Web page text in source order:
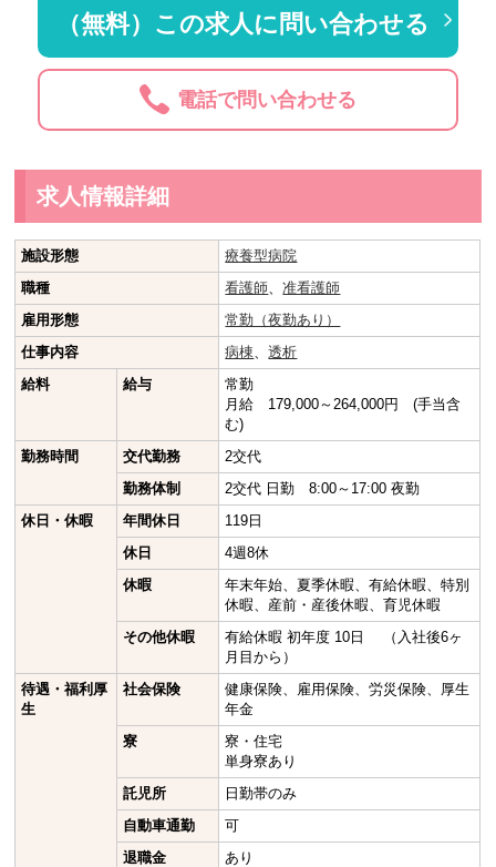
（無料）この求人に問い合わせる
電話で問い合わせる
求人情報詳細
施設形態
療養型病院
職種
看護師 、准看護師
雇用形態
常勤（夜勤あり）
仕事内容
病棟 、透析
給料
給与
常勤
月給 179,000～264,000円 (手当含
む)
勤務時間
交代勤務
2交代
勤務体制
2交代 日勤 8:00～17:00 夜勤
休日・休暇
年間休日
119日
休日
4週8休
休暇
年末年始、夏季休暇、有給休暇、特別
休暇、産前・産後休暇、育児休暇
その他休暇
有給休暇 初年度 10日 （入社後6ヶ
月目から）
待遇・福利厚
生
社会保険
健康保険、雇用保険、労災保険、厚生
年金
寮
寮・住宅
単身寮あり
託児所
日勤帯のみ
自動車通勤
可
退職金
あり